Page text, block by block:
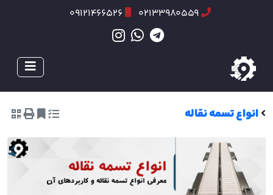
02133980559
09121466526
انواع تسمه نقاله